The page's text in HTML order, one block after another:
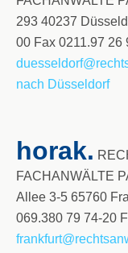
293 40237
00 Fax 0211.97 26
nach Düsseldorf
horak.
FACHANWÄLTE
Allee 3-5 65760
069.380 79 74-20